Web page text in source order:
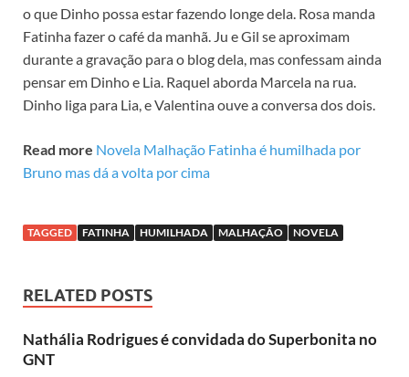
o que Dinho possa estar fazendo longe dela. Rosa manda
Fatinha fazer o café da manhã. Ju e Gil se aproximam
durante a gravação para o blog dela, mas confessam ainda
pensar em Dinho e Lia. Raquel aborda Marcela na rua.
Dinho liga para Lia, e Valentina ouve a conversa dos dois.
Read more Novela Malhação Fatinha é humilhada por
Bruno mas dá a volta por cima
TAGGED FATINHA HUMILHADA MALHAÇÃO NOVELA
RELATED POSTS
Nathália Rodrigues é convidada do Superbonita no
GNT